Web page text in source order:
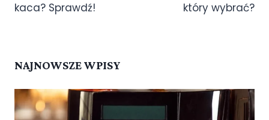
kaca? Sprawdź!
który wybrać?
NAJNOWSZE WPISY